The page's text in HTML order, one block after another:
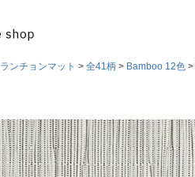
ランチョンマット 全41柄 Bamboo 12色